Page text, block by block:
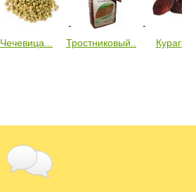
Чечевица... Тростниковый... Курага...